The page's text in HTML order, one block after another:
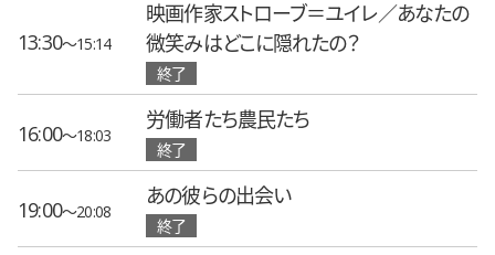
13:30〜15:14
映画作家ストローブ＝ユイレ／あなたの
微笑みはどこに隠れたの？
終了
16:00〜18:03
労働者たち農民たち
終了
19:00〜20:08
あの彼らの出会い
終了